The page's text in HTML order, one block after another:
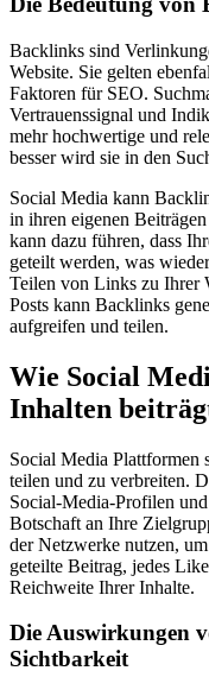
Backlinks sind
Website. Sie gelten
Faktoren für SEO.
Vertrauenssignal und
mehr hochwertige und
besser wird sie in den
Social Media kann
in ihren eigenen
kann dazu führen, dass
geteilt werden, was
Teilen von Links zu Ihrer
Posts kann Backlinks
aufgreifen und teilen.
Wie Social
Inhalten
Social Media Plattformen
teilen und zu verbreiten.
Social-Media-Profilen
Botschaft an Ihre
der Netzwerke nutzen,
geteilte Beitrag, jedes
Reichweite Ihrer Inhalte.
Die Auswirkungen
Sichtbarkeit